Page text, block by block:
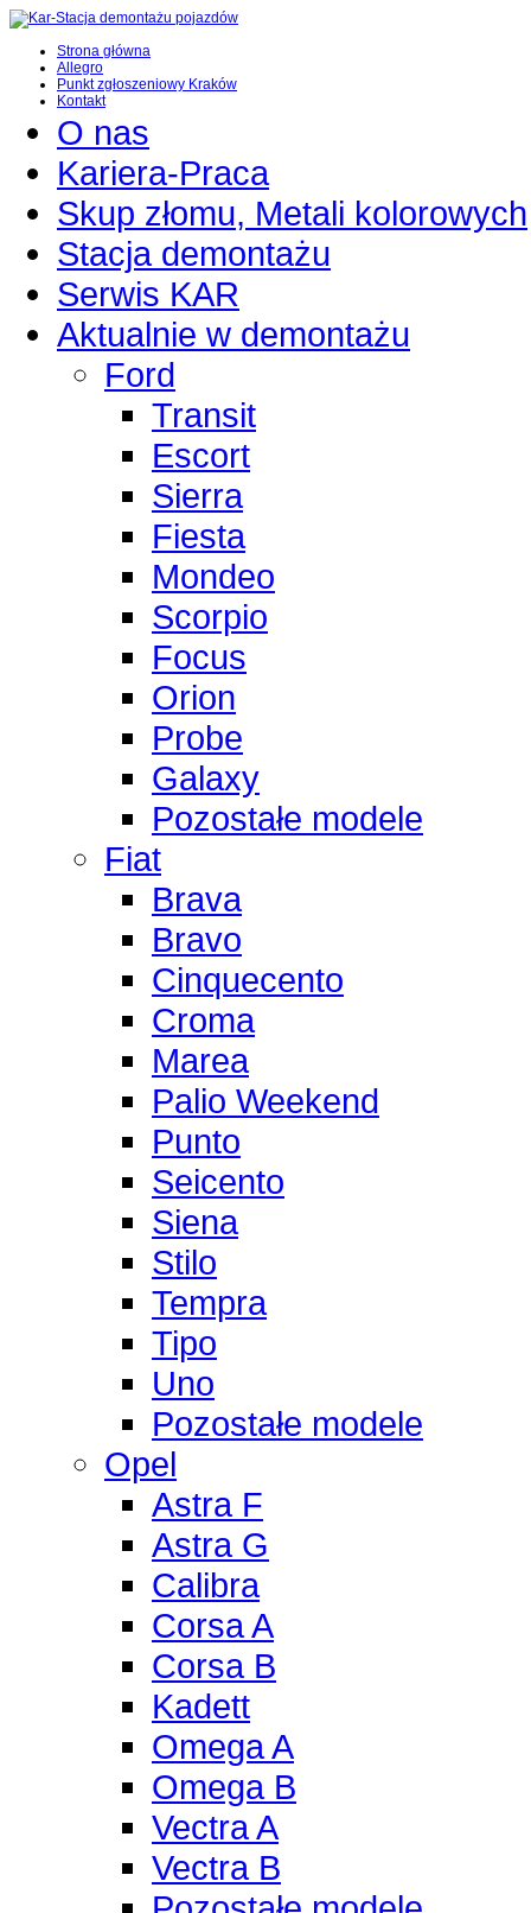
Strona główna
Allegro
Punkt zgłoszeniowy Kraków
Kontakt
O nas
Kariera-Praca
Skup złomu, Metali kolorowych
Stacja demontażu
Serwis KAR
Aktualnie w demontażu
Ford
Transit
Escort
Sierra
Fiesta
Mondeo
Scorpio
Focus
Orion
Probe
Galaxy
Pozostałe modele
Fiat
Brava
Bravo
Cinquecento
Croma
Marea
Palio Weekend
Punto
Seicento
Siena
Stilo
Tempra
Tipo
Uno
Pozostałe modele
Opel
Astra F
Astra G
Calibra
Corsa A
Corsa B
Kadett
Omega A
Omega B
Vectra A
Vectra B